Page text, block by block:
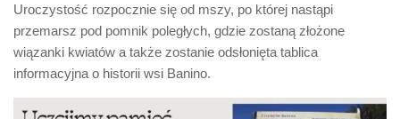
Uroczystość rozpocznie się od mszy, po której nastąpi
przemarsz pod pomnik poległych, gdzie zostaną złożone
wiązanki kwiatów a także zostanie odsłonięta tablica
informacyjna o historii wsi Banino.